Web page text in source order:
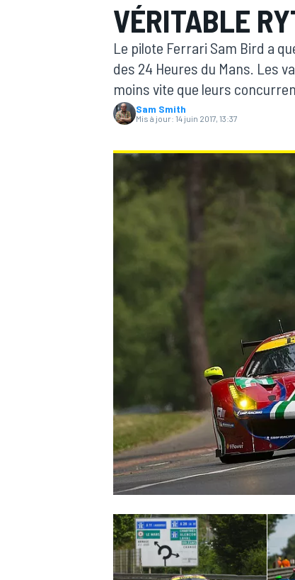
MOTOGP
WEC
VÉRITABLE
Le pilote Ferrari Sam Bird a
des 24 Heures du Mans. Les
moins vite que leurs
Sam Smith
Mis à jour: 14 juin 2017, 13:37